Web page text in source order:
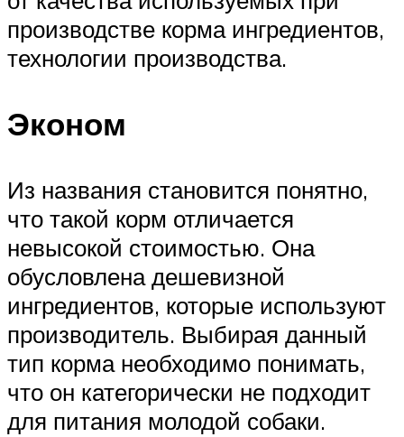
производстве корма ингредиентов,
технологии производства.
Эконом
Из названия становится понятно,
что такой корм отличается
невысокой стоимостью. Она
обусловлена дешевизной
ингредиентов, которые используют
производитель. Выбирая данный
тип корма необходимо понимать,
что он категорически не подходит
для питания молодой собаки.